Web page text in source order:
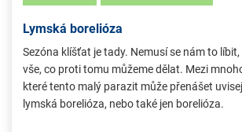
Lymská borelióza
Sezóna klíšťat je tady. Nemusí se nám to
vše, co proti tomu můžeme dělat. Mezi
které tento malý parazit může přenášet
lymská borelióza, nebo také jen borelióza.